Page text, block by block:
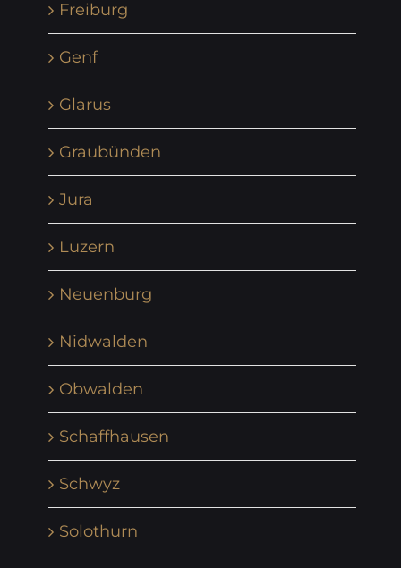
Freiburg
Genf
Glarus
Graubünden
Jura
Luzern
Neuenburg
Nidwalden
Obwalden
Schaffhausen
Schwyz
Solothurn